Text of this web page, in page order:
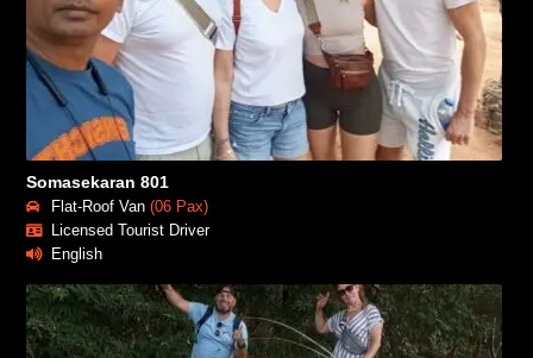
Somasekaran 801
Flat-Roof Van (06 Pax)
Licensed Tourist Driver
English